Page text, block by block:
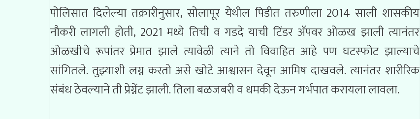
पोलिसात दिलेल्या तक्रारीनुसार, सोलापूर येथील पिडीत तरुणीला 2014 साली शासकीय
नौकरी लागली होती, 2021 मध्ये तिची व गडदे याची टिंडर ॲपवर ओळख झाली त्यानंतर
ओळखीचे रूपांतर प्रेमात झाले त्यावेळी त्याने तो विवाहित आहे पण घटस्फोट झाल्याचे
सांगितले. तुझ्याशी लग्न करतो असे खोटे आश्वासन देवून आमिष दाखवले. त्यानंतर शारीरिक
संबंध ठेवल्याने ती प्रेग्नेंट झाली. तिला बळजबरी व धमकी देऊन गर्भपात करायला लावला.